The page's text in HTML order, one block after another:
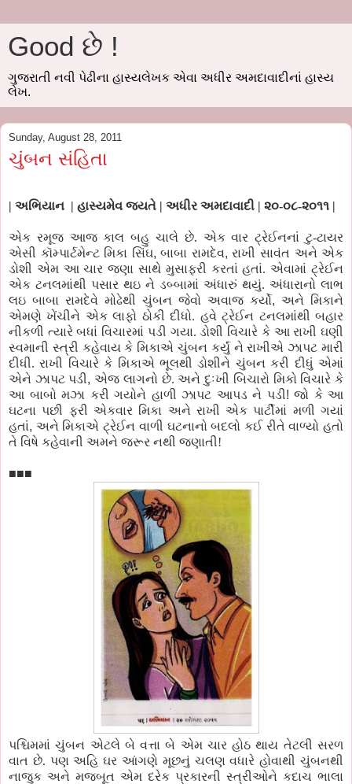
Good છે !
ગુજરાતી નવી પેઢીના હાસ્યલેખક એવા અધીર અમદાવાદીનાં હાસ્ય
લેખ.
Sunday, August 28, 2011
ચુંબન સંહિતા
| અભિયાન | હાસ્યમેવ જયતે | અધીર અમદાવાદી | ૨૦-૦૮-૨૦૧૧ |
એક રમૂજ આજ કાલ બહુ ચાલે છે. એક વાર ટ્રેઈનનાં ટુ-ટાયર
એસી કૉમ્પાર્ટમેન્ટ મિકા સિંઘ,બાબા રામદેવ,રાખી સાવંત અને એક
ડોશી એમ આ ચાર જણા સાથે મુસાફરી કરતાં હતાં. એવામાં ટ્રેઈન
એક ટનલમાંથી પસાર થઇ ને ડબ્બામાં અંધારું થયું. અંધારાનો લાભ
લઇ બાબા રામદેવે મોઢેથી ચુંબન જેવો અવાજ કર્યો, અને મિકાને
એમણે ખેંચીને એક લાફો ઠોકી દીધો. હવે ટ્રેઈન ટનલમાંથી બહાર
નીકળી ત્યારે બધાં વિચારમાં પડી ગયા. ડોશી વિચારે કે આ રાખી ઘણી
સ્વમાની સ્ત્રી કહેવાય કે મિકાએ ચુંબન કર્યું ને રાખીએ ઝાપટ મારી
દીધી. રાખી વિચારે કે મિકાએ ભૂલથી ડોશીને ચુંબન કરી દીધું એમાં
એને ઝાપટ પડી,એજ લાગનો છે. અને દુઃખી બિચારો મિકો વિચારે કે
આ બાબો મઝા કરી ગયોને હાળી ઝાપટ આપડ ને પડી! જો કે આ
ઘટના પછી ફરી એકવાર મિકા અને રાખી એક પાર્ટીમાં મળી ગયાં
હતાં, અને મિકાએ ટ્રેઈન વાળી ઘટનાનો બદલો કઈ રીતે વાળ્યો હતો
તે વિષે કહેવાની અમને જરૂર નથી જણાતી!
■■■
પશ્ચિમમાં ચુંબન એટલે બે વત્તા બે એમ ચાર હોઠ થાય તેટલી સરળ
વાત છે. પણ અહિ ઘર આંગણે મૂછનું ચલણ વધારે હોવાથી ચુંબનથી
નાજુક અને મજબૂત એમ દરેક પ્રકારની સ્ત્રીઓને કદાચ ભાલા